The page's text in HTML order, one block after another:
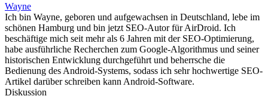
Wayne
Ich bin Wayne, geboren und aufgewachsen in Deutschland, lebe im
schönen Hamburg und bin jetzt SEO-Autor für AirDroid. Ich
beschäftige mich seit mehr als 6 Jahren mit der SEO-Optimierung,
habe ausführliche Recherchen zum Google-Algorithmus und seiner
historischen Entwicklung durchgeführt und beherrsche die
Bedienung des Android-Systems, sodass ich sehr hochwertige SEO-
Artikel darüber schreiben kann Android-Software.
Diskussion